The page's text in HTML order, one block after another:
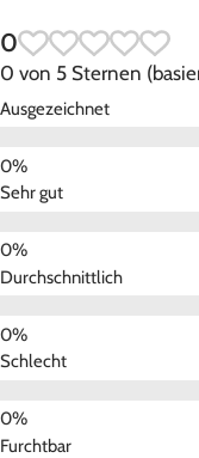
0
0 von 5 Sternen
Ausgezeichnet
Sehr gut
Durchschnittlich
Schlecht
Furchtbar